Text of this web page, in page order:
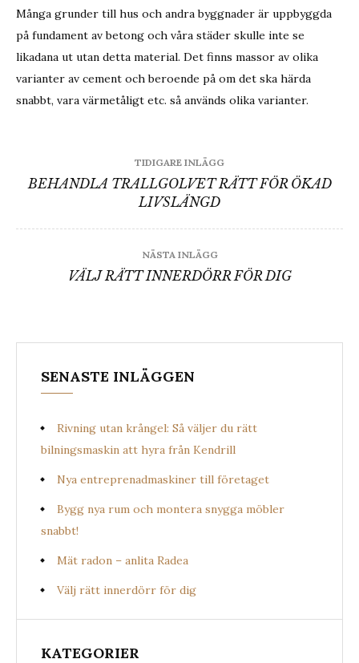
Många grunder till hus och andra byggnader är uppbyggda
på fundament av betong och våra städer skulle inte se
likadana ut utan detta material. Det finns massor av olika
varianter av cement och beroende på om det ska härda
snabbt, vara värmetåligt etc. så används olika varianter.
Inläggsnavigering
TIDIGARE INLÄGG
BEHANDLA TRALLGOLVET RÄTT FÖR ÖKAD
LIVSLÄNGD
NÄSTA INLÄGG
VÄLJ RÄTT INNERDÖRR FÖR DIG
SENASTE INLÄGGEN
Rivning utan krångel: Så väljer du rätt
bilningsmaskin att hyra från Kendrill
Nya entreprenadmaskiner till företaget
Bygg nya rum och montera snygga möbler
snabbt!
Mät radon – anlita Radea
Välj rätt innerdörr för dig
KATEGORIER